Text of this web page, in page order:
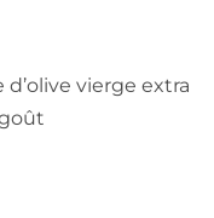
d’olive vierge extra